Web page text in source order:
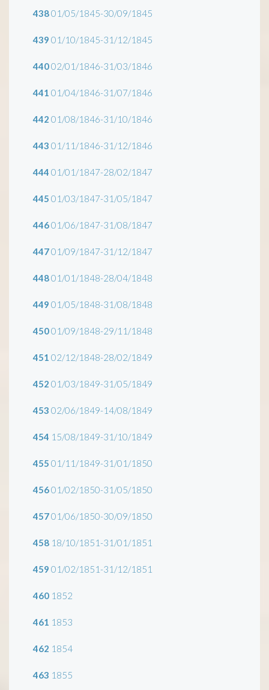
43801/05/1845-30/09/1845
439 01/10/1845-31/12/1845
44002/01/1846-31/03/1846
441 01/04/1846-31/07/1846
442 01/08/1846-31/10/1846
443 01/11/1846-31/12/1846
444 01/01/1847-28/02/1847
445 01/03/1847-31/05/1847
44601/06/1847-31/08/1847
44701/09/1847-31/12/1847
44801/01/1848-28/04/1848
449 01/05/1848-31/08/1848
45001/09/1848-29/11/1848
451 02/12/1848-28/02/1849
452 01/03/1849-31/05/1849
453 02/06/1849-14/08/1849
454 15/08/1849-31/10/1849
455 01/11/1849-31/01/1850
45601/02/1850-31/05/1850
45701/06/1850-30/09/1850
458 18/10/1851-31/01/1851
459 01/02/1851-31/12/1851
460 1852
461 1853
462 1854
463 1855